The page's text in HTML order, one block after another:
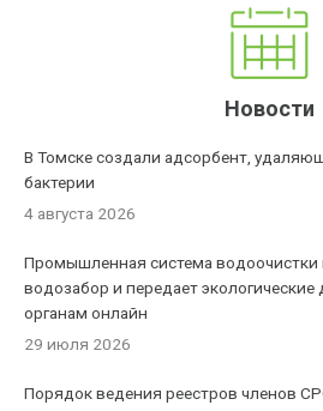
Новости
В Томске создали адсорбент,
бактерии
4 августа 2026
Промышленная система водоочистки
водозабор и передает
органам онлайн
29 июля 2026
Порядок ведения реестров членов